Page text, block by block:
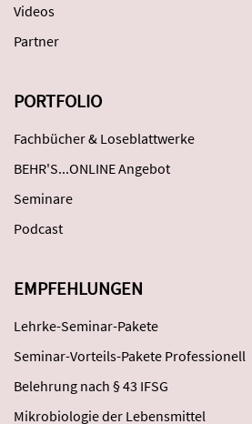
Videos
Partner
PORTFOLIO
Fachbücher & Loseblattwerke
BEHR'S...ONLINE Angebot
Seminare
Podcast
EMPFEHLUNGEN
Lehrke-Seminar-Pakete
Seminar-Vorteils-Pakete Professionell
Belehrung nach § 43 IFSG
Mikrobiologie der Lebensmittel